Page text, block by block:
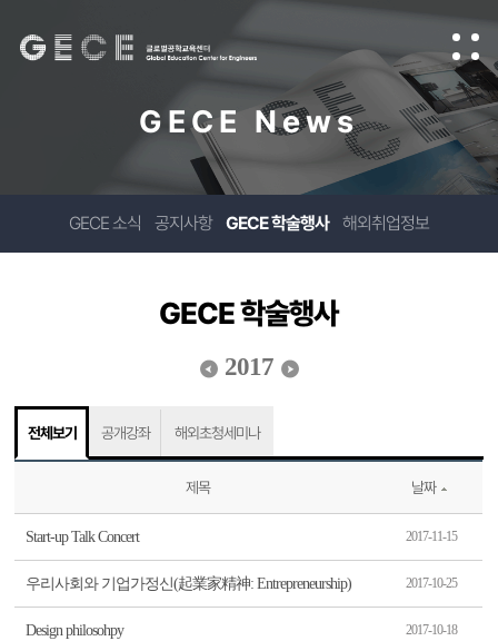
GECE News
GECE 소식 공지사항 GECE 학술행사 해외취업정보
GECE 학술행사
2017
전체보기 공개강좌 해외초청세미나
제목 날짜
Start-up Talk Concert 2017-11-15
우리사회와 기업가정신(起業家精神: Entrepreneurship) 2017-10-25
Design philosohpy 2017-10-18